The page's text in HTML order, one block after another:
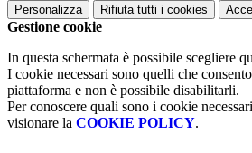
Personalizza Rifiuta tutti i cookies
Gestione cookie
In questa schermata è possibile scegliere
I cookie necessari sono quelli che
piattaforma e non è possibile disabilitarli.
Per conoscere quali sono i cookie
visionare la COOKIE POLICY.